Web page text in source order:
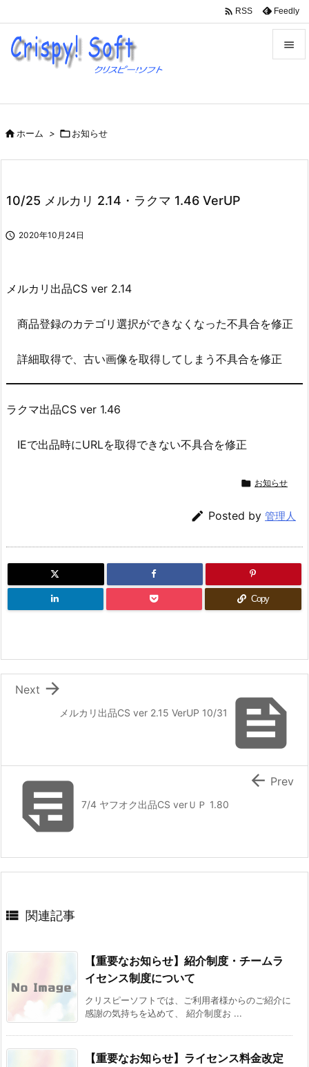


前へ
 RSS Feedly
ホーム > お知らせ
10/25 メルカリ 2.14・ラクマ 1.46 VerUP
 2020年10月24日
メルカリ出品CS ver 2.14
商品登録のカテゴリ選択ができなくなった不具合を修正
詳細取得で、古い画像を取得してしまう不具合を修正
ラクマ出品CS ver 1.46
IEで出品時にURLを取得できない不具合を修正
 お知らせ
 Posted by 管理人
Copy

メルカリ出品CS ver 2.15 VerUP 10/31

Next
7/4 ヤフオク出品CS verＵＰ 1.80
 Prev
 関連記事
【重要なお知らせ】紹介制度・チームラ
イセンス制度について
クリスピーソフトでは、ご利用者様からのご紹介に
感謝の気持ちを込めて、 紹介制度お ...
【重要なお知らせ】ライセンス料金改定